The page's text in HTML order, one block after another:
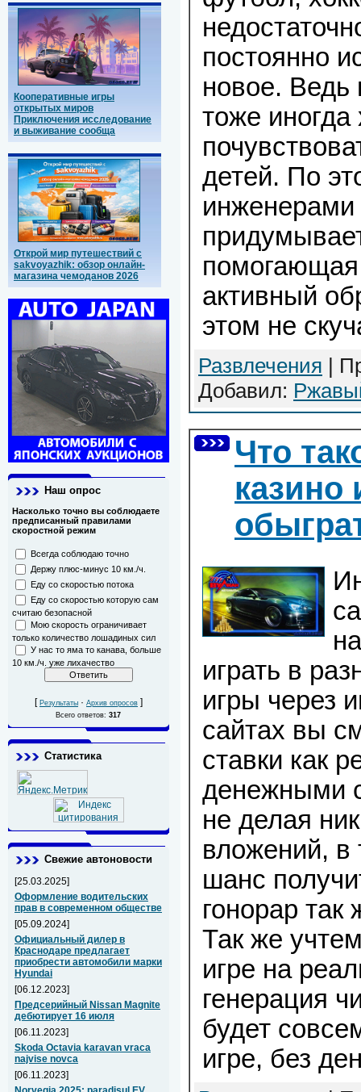
Кооперативные игры
открытых миров
Приключения исследование
и выживание сообща
Открой мир путешествий с
sakvoyazhik: обзор онлайн-
магазина чемоданов 2026
Наш опрос
Насколько точно вы соблюдаете
предписанный правилами
скоростной режим
Всегда соблюдаю точно
Держу плюс-минус 10 км./ч.
Еду со скоростью потока
Еду со скоростью которую сам
считаю безопасной
Мою скорость ограничивает
только количество лошадиных сил
У нас то яма то канава, больше
10 км./ч. уже лихачество
[ Результаты · Архив опросов ]
Всего ответов:317
Статистика
Свежие автоновости
[25.03.2025]
Оформление водительских
прав в современном обществе
[05.09.2024]
Официальный дилер в
Краснодаре предлагает
приобрести автомобили марки
Hyundai
[06.12.2023]
Предсерийный Nissan Magnite
дебютирует 16 июля
[06.11.2023]
Skoda Octavia karavan vraca
najvise novca
[06.11.2023]
постоянно
новое.
тоже иногда
детей. По
инженерами
помогающая
активный
этом не
Развлечения |
Добавил:
Что
казино
играть в
игры через
сайтах вы
ставки как
денежными
не делая
вложений, в
шанс
гонорар так
Так же
игре на
генерация
будет
игре, без